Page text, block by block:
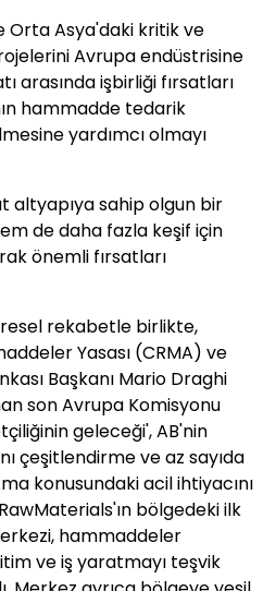
Orta Asya'daki kritik ve
Avrupa endüstrisine
arasında işbirliği fırsatları
hammadde tedarik
yardımcı olmayı
altyapıya sahip olgun bir
de daha fazla keşif için
önemli fırsatları
rekabetle birlikte,
Yasası (CRMA) ve
Başkanı Mario Draghi
son Avrupa Komisyonu
geleceği', AB'nin
çeşitlendirme ve az sayıda
konusundaki acil ihtiyacını
bölgedeki ilk
hammaddeler
ve iş yaratmayı teşvik